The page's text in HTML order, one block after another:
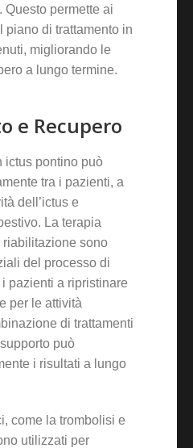
Questo permette ai
piano di trattamento in
migliorando le
a lungo termine.
e Recupero
ictus pontino può
tra i pazienti, a
dell’ictus e
La terapia
sono
del processo di
pazienti a ripristinare
per le attività
di trattamenti
può
i risultati a lungo
come la trombolisi e
utilizzati per